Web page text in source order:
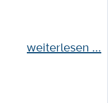
weiterlesen ...